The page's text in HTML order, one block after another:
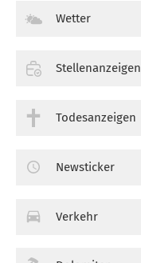
Wetter
Stellenanzeigen
Todesanzeigen
Newsticker
Verkehr